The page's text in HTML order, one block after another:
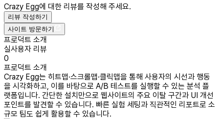
Crazy Egg에 대한 리뷰를 작성해 주세요.
리뷰 작성하기
사이트 방문하기
프로덕트 소개
실사용자 리뷰
0
프로덕트 소개
Crazy Egg는 히트맵·스크롤맵·클릭맵을 통해 사용자의 시선과 행동
을 시각화하고, 이를 바탕으로 A/B 테스트를 실행할 수 있는 분석 플
랫폼입니다. 간단한 설치만으로 웹사이트의 주요 이탈 구간과 UI 개선
포인트를 발견할 수 있습니다. 빠른 실험 세팅과 직관적인 리포트로 소
규모 팀도 쉽게 활용할 수 있습니다.